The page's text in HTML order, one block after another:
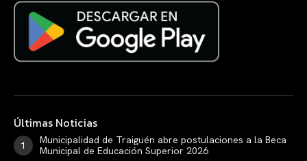
Últimas Noticias
Municipalidad de Traiguén abre postulaciones a la Beca
Municipal de Educación Superior 2026